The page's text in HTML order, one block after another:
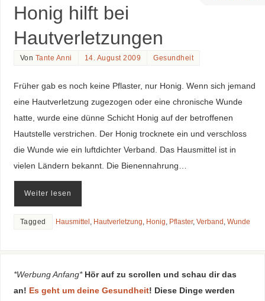
Honig hilft bei
Hautverletzungen
Von Tante Anni 14. August 2009 Gesundheit
Früher gab es noch keine Pflaster, nur Honig. Wenn sich jemand
eine Hautverletzung zugezogen oder eine chronische Wunde
hatte, wurde eine dünne Schicht Honig auf der betroffenen
Hautstelle verstrichen. Der Honig trocknete ein und verschloss
die Wunde wie ein luftdichter Verband. Das Hausmittel ist in
vielen Ländern bekannt. Die Bienennahrung…
Weiter lesen
Tagged Hausmittel , Hautverletzung, Honig, Pflaster, Verband , Wunde
*Werbung Anfang* Hör auf zu scrollen und schau dir das
an! Es geht um deine Gesundheit! Diese Dinge werden